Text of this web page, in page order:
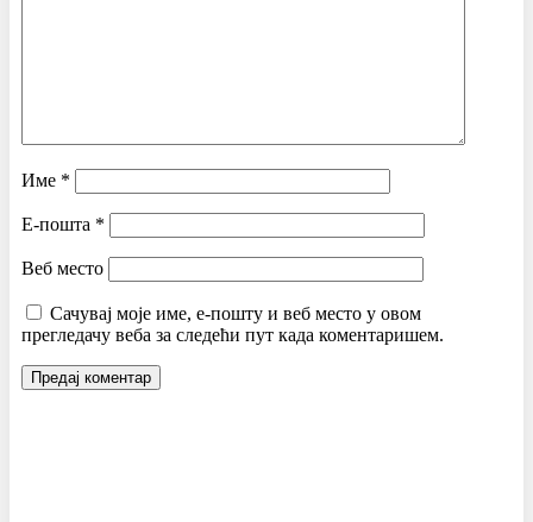
Име *
Е-пошта *
Веб место
Сачувај моје име, е-пошту и веб место у овом
прегледачу веба за следећи пут када коментаришем.